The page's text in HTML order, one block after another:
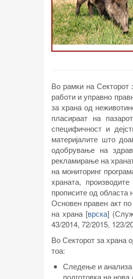
Во рамки на Секторот
работи и управно
за храна од
пласираат на
специфичност и
материјалите што
одобрување на
рекламирање на
на мониторинг
храната,
прописите од областа
Основен правен акт
на храна [врска]
43/2014, 72/2015, 123/
Во Секторот за храна
тоа:
Следење и анализа
подготовка на